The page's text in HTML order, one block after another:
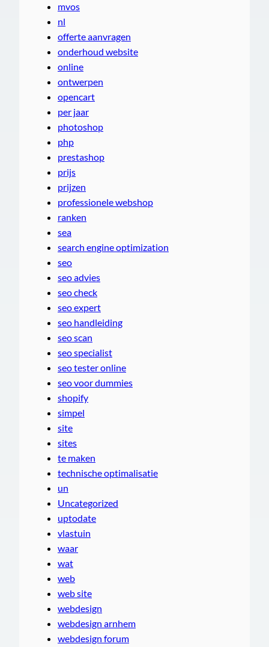
mvos
nl
offerte aanvragen
onderhoud website
online
ontwerpen
opencart
per jaar
photoshop
php
prestashop
prijs
prijzen
professionele webshop
ranken
sea
search engine optimization
seo
seo advies
seo check
seo expert
seo handleiding
seo scan
seo specialist
seo tester online
seo voor dummies
shopify
simpel
site
sites
te maken
technische optimalisatie
un
Uncategorized
uptodate
vlastuin
waar
wat
web
web site
webdesign
webdesign arnhem
webdesign forum